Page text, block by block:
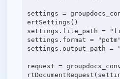
settings =
ertSettings()
settings.file_path =
settings.format = "potm"
settings.output_path =
request =